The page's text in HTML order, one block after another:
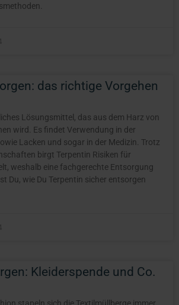
das richtige Vorgehen
Lösungsmittel, das aus dem Harz von
wird. Es findet Verwendung in der
Lacken und sogar in der Medizin. Trotz
birgt Terpentin Risiken für
weshalb eine fachgerechte Entsorgung
Du, wie Du Terpentin sicher entsorgen
Kleiderspende und Co.